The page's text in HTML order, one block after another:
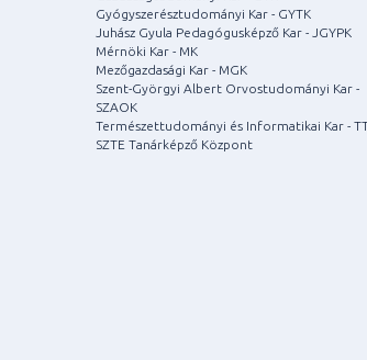
Gyógyszerésztudományi Kar - GYTK
Juhász Gyula Pedagógusképző Kar - JGYPK
Mérnöki Kar - MK
Mezőgazdasági Kar - MGK
Szent-Györgyi Albert Orvostudományi Kar -
SZAOK
Természettudományi és Informatikai Kar -
SZTE Tanárképző Központ